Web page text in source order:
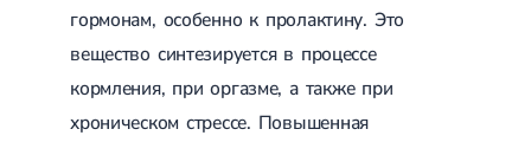
Протрузия дисков пояснично-крестцового отдела
Протрузия межпозвонковых дисков
Протрузия шейного отдела
Кардиология
гормонам, особенно к пролактину. Это
вещество синтезируется в процессе
кормления, при оргазме, а также при
хроническом стрессе. Повышенная